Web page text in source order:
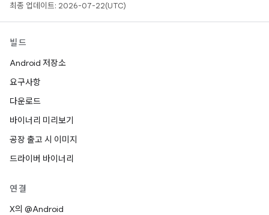
최종 업데이트: 2026-07-22(UTC)
빌드
Android 저장소
요구사항
다운로드
바이너리 미리보기
공장 출고 시 이미지
드라이버 바이너리
연결
X의 @Android